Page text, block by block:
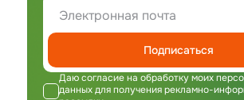
Подписаться
Даю согласие на обработку моих
данных для получения рекламно-